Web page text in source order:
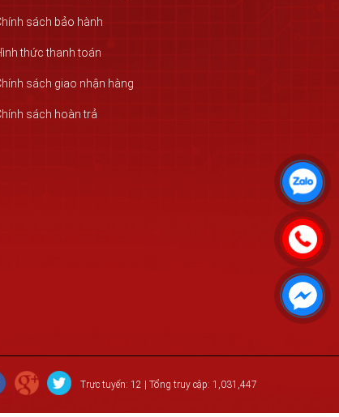
sách bảo hành
thức thanh toán
sách giao nhận hàng
sách hoàn trả
Trực tuyến: 12 | Tổng truy cập: 1,031,447